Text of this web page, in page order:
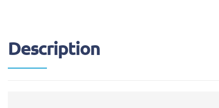
Description